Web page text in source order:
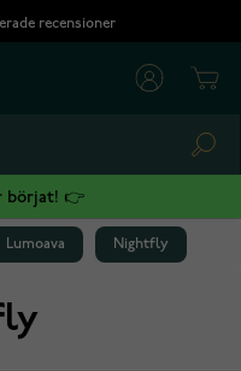
recensioner
börjat! 👉
Lumoava Nightfly